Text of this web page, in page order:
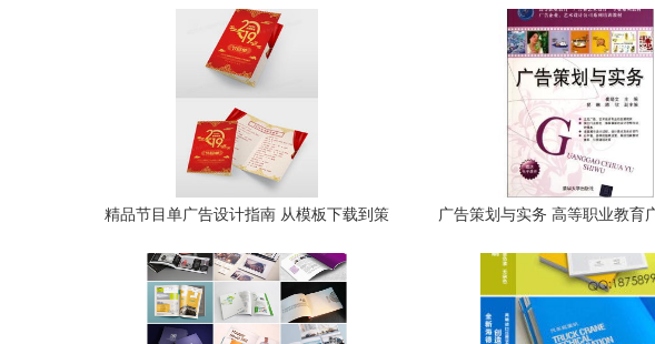
精品节目单广告设计指南 从模板下载到策
广告策划与实务 高等职业教育
图书测评